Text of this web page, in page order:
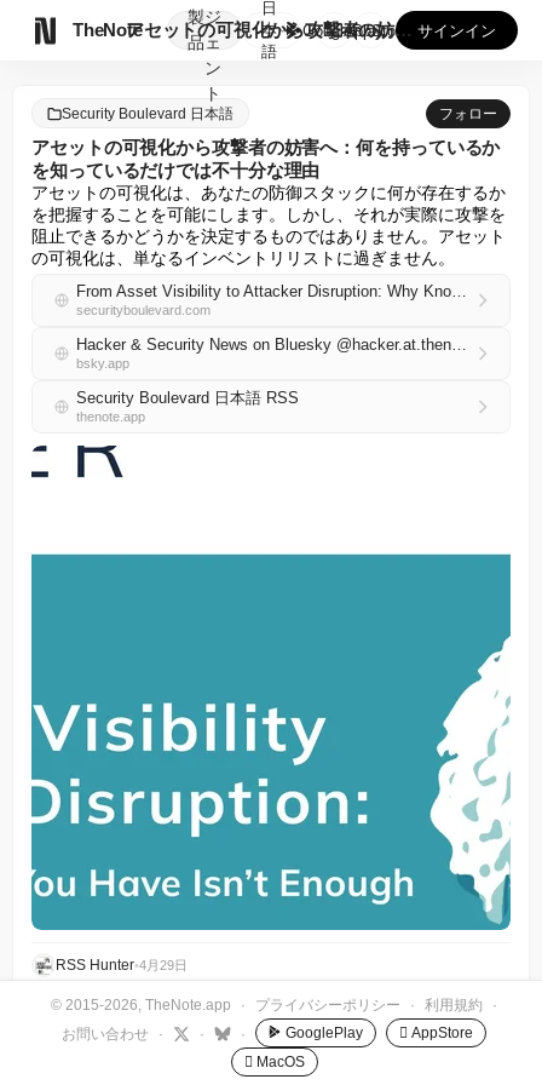
TheNote
製
品
ジ
ェ
ン
ト
アセットの可視化から攻撃者の妨害へ：何を持っているかを知って...
日
本
語
GooglePlay
AppStore サインイン
Security Boulevard 日本語 フォロー
アセットの可視化から攻撃者の妨害へ：何を持っているか
を知っているだけでは不十分な理由
アセットの可視化は、あなたの防御スタックに何が存在するか
を把握することを可能にします。しかし、それが実際に攻撃を
阻止できるかどうかを決定するものではありません。アセット
の可視化は、単なるインベントリリストに過ぎません。
From Asset Visibility to Attacker Disruption: Why Knowing What You Have Isn’t Enough
securityboulevard.com
Hacker & Security News on Bluesky @hacker.at.thenote.app
bsky.app
Security Boulevard 日本語 RSS
thenote.app
RSS Hunter•4月29日
© 2015-2026, TheNote.app · プライバシーポリシー · 利用規約
·
お問い合わせ
· · · GooglePlay
 AppStore
 MacOS